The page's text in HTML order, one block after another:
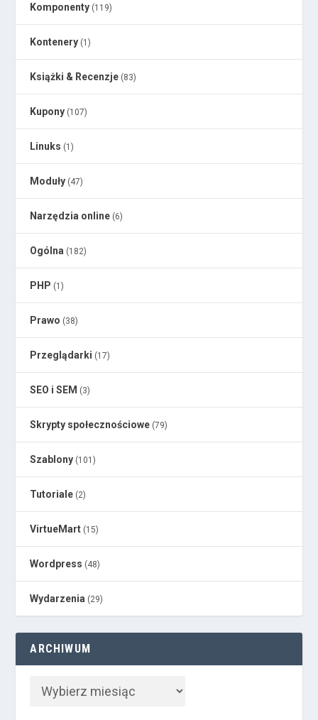
Komponenty (119)
Kontenery (1)
Książki & Recenzje (83)
Kupony (107)
Linuks (1)
Moduły (47)
Narzędzia online (6)
Ogólna (182)
PHP (1)
Prawo (38)
Przeglądarki (17)
SEO i SEM (3)
Skrypty społecznościowe (79)
Szablony (101)
Tutoriale (2)
VirtueMart (15)
Wordpress (48)
Wydarzenia (29)
ARCHIWUM